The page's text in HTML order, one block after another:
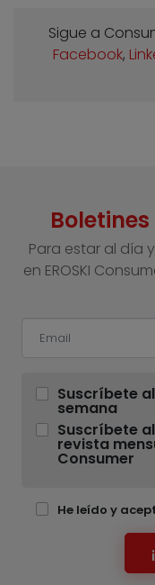
Sigue a
Facebook,
Boletines
Para estar al día
en EROSKI
Suscríbete
semana
Suscríbete
revista
Consumer
He leído y